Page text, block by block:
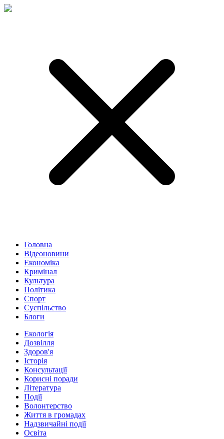
Головна
Відеоновини
Економіка
Кримінал
Культура
Політика
Спорт
Суспільство
Блоги
Екологія
Дозвілля
Здоров'я
Історія
Консультації
Корисні поради
Література
Події
Волонтерство
Життя в громадах
Надзвичайні події
Освіта